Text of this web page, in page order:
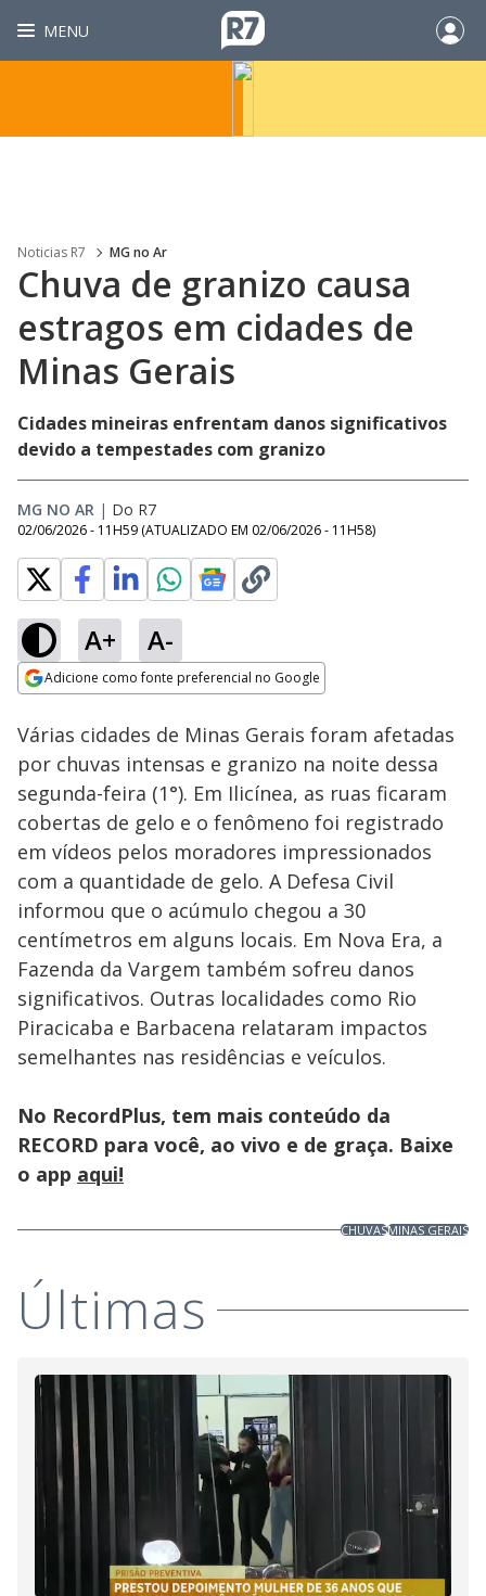
MENU
Noticias R7 MG no Ar
Chuva de granizo causa
estragos em cidades de
Minas Gerais
Cidades mineiras enfrentam danos significativos
devido a tempestades com granizo
MG NO AR | Do R7
02/06/2026 - 11H59 (ATUALIZADO EM 02/06/2026 - 11H58)
A+ A-
Adicione como fonte preferencial no Google
Ativar
Loaded:
51.44%
Várias cidades de Minas Gerais foram afetadas
por chuvas intensas e granizo na noite dessa
segunda-feira (1°). Em Ilicínea, as ruas ficaram
cobertas de gelo e o fenômeno foi registrado
em vídeos pelos moradores impressionados
com a quantidade de gelo. A Defesa Civil
informou que o acúmulo chegou a 30
centímetros em alguns locais. Em Nova Era, a
Fazenda da Vargem também sofreu danos
significativos. Outras localidades como Rio
Piracicaba e Barbacena relataram impactos
semelhantes nas residências e veículos.
No RecordPlus, tem mais conteúdo da
RECORD para você, ao vivo e de graça. Baixe
o app aqui!
CHUVASMINAS GERAIS
Últimas